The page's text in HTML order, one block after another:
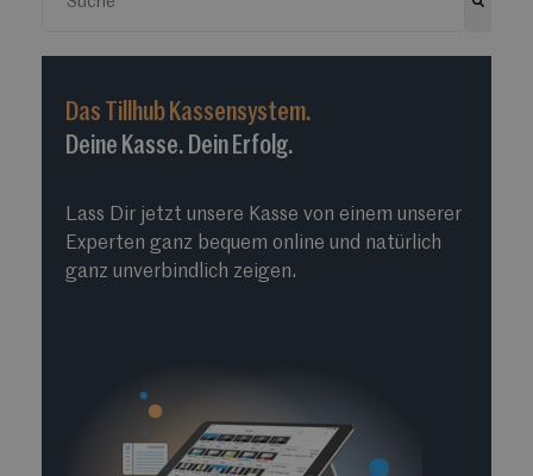
Das Tillhub Kassensystem.
Deine Kasse. Dein Erfolg.
Lass Dir jetzt unsere Kasse von einem unserer
Experten ganz bequem online und natürlich
ganz unverbindlich zeigen.